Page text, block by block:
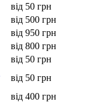
від 50 грн
від 500 грн
від 950 грн
від 800 грн
від 50 грн
від 50 грн
від 400 грн